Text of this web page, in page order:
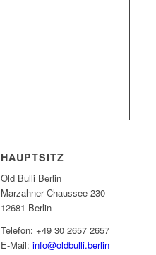
HAUPTSITZ
Old Bulli Berlin
Marzahner Chaussee 230
12681 Berlin
Telefon: +49 30 2657 2657
E-Mail:info@oldbulli.berlin